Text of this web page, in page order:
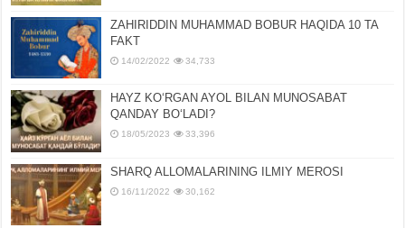
ZAHIRIDDIN MUHAMMAD BOBUR HAQIDA 10 TA
FAKT
14/02/2022 34,733
HAYZ KOʻRGAN AYOL BILAN MUNOSABAT
QANDAY BOʻLADI?
18/05/2023 33,396
SHARQ ALLOMALARINING ILMIY MEROSI
16/11/2022 30,162